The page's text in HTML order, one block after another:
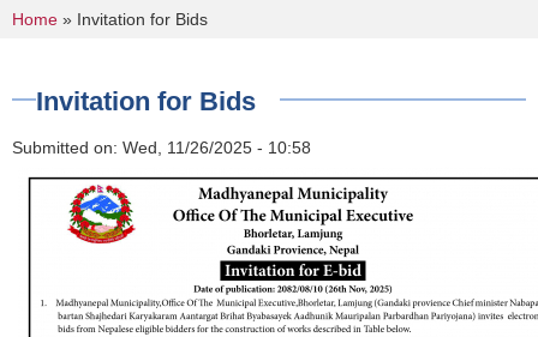
You are here
Home » Invitation for Bids
Invitation for Bids
Submitted on: Wed, 11/26/2025 - 10:58